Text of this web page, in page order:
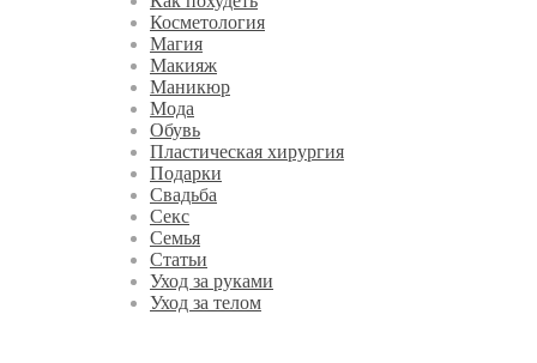
Косметология
Магия
Макияж
Маникюр
Мода
Обувь
Пластическая хирургия
Подарки
Свадьба
Секс
Семья
Статьи
Уход за руками
Уход за телом